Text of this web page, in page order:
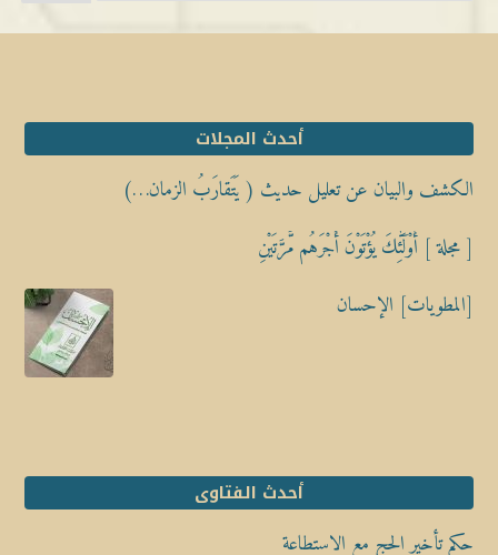
أحدث المجلات
الكشف والبيان عن تعليل حديث ( يَتَقارَبُ الزمان…)
[ مجلة ] أُوْلَٰٓئِكَ يُؤْتَوْنَ أَجْرَهُم مَّرَّتَيْنِ
[المطويات] الإحسان
أحدث الفتاوى
حكم تأخير الحج مع الاستطاعة